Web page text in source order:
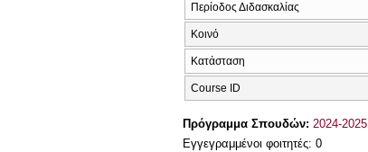
Περίοδος Διδασκαλίας
Κοινό
Κατάσταση
Course ID
Πρόγραμμα Σπουδών: 2024-2025
Εγγεγραμμένοι φοιτητές: 0